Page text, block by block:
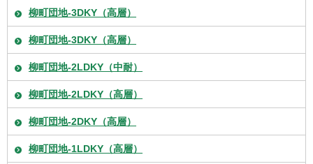
柳町団地-3DKY（高層）
柳町団地-3DKY（高層）
柳町団地-2LDKY（中耐）
柳町団地-2LDKY（高層）
柳町団地-2DKY（高層）
柳町団地-1LDKY（高層）